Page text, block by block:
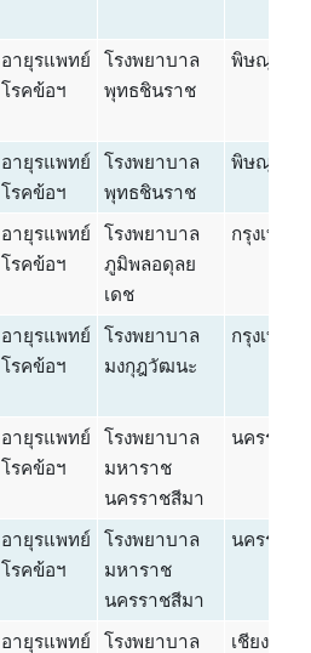
อายุรแพทย์
โรคข้อฯ
โรงพยาบาล
พุทธชินราช
พิษณุโลก
อายุรแพทย์
โรคข้อฯ
โรงพยาบาล
พุทธชินราช
พิษณุโลก
อายุรแพทย์
โรคข้อฯ
โรงพยาบาล
ภูมิพลอดุลย
เดช
กรุงเทพ
อายุรแพทย์
โรคข้อฯ
โรงพยาบาล
มงกุฎวัฒนะ
กรุงเทพ
อายุรแพทย์
โรคข้อฯ
โรงพยาบาล
มหาราช
นครราชสีมา
นครราช
อายุรแพทย์
โรคข้อฯ
โรงพยาบาล
มหาราช
นครราชสีมา
นครราช
อายุรแพทย์
โรงพยาบาล
เชียงใหม่